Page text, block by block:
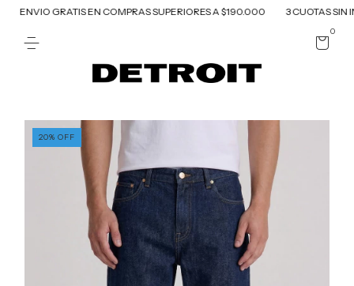
ENVIO GRATIS EN COMPRAS SUPERIORES A $190.000 3 CUOTAS SIN
0
20% OFF